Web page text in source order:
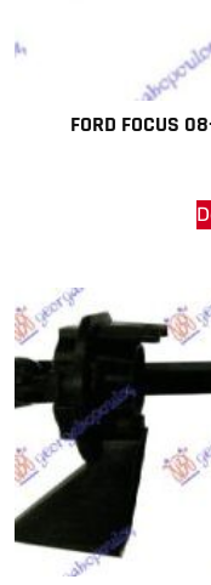
FORD FOCUS